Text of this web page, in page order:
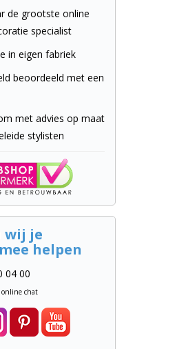
de grootste online
specialist
in eigen fabriek
beoordeeld met een
met advies op maat
stylisten
wij je
helpen
04 00
chat